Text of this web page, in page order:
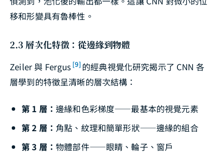
移和形變具有魯棒性。
2.3 層次化特徵：從邊緣到物體
Zeiler 與 Fergus [9] 的經典視覺化研究揭示了 CNN 各
層學到的特徵呈清晰的層次結構：
第 1 層：邊緣和色彩梯度——最基本的視覺元素
第 2 層： 角點、紋理和簡單形狀——邊緣的組合
第 3 層：物體部件——眼睛、輪子、窗戶